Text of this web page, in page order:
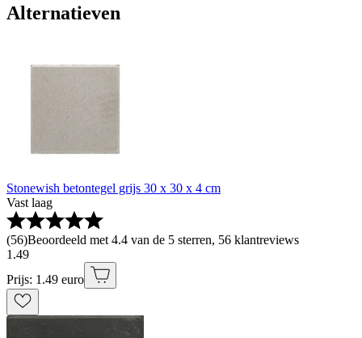
Alternatieven
Stonewish betontegel grijs 30 x 30 x 4 cm
Vast laag
(56)Beoordeeld met 4.4 van de 5 sterren, 56 klantreviews
1 .49
Prijs: 1.49 euro